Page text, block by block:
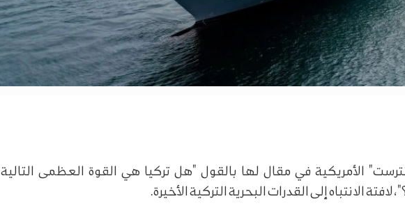
الأمريكية في مقال لها بالقول "هل تركيا هي القوة العظمى التالية
الانتباه إلى القدرات البحرية التركية الأخيرة.